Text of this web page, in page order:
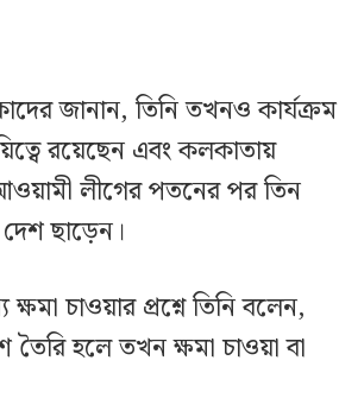
জানান, তিনি তখনও কার্যক্রম
রয়েছেন এবং কলকাতায়
লীগের পতনের পর তিন
ছাড়েন।
চাওয়ার প্রশ্নে তিনি বলেন,
তৈরি হলে তখন ক্ষমা চাওয়া বা